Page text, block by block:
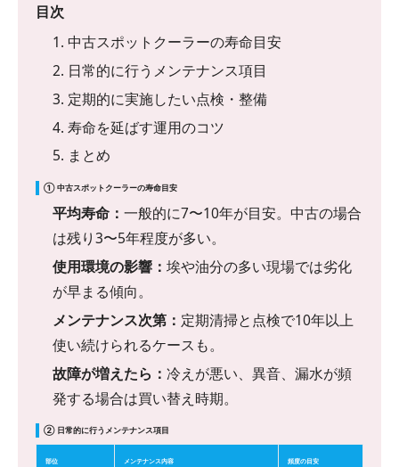
目次
1. 中古スポットクーラーの寿命目安
2. 日常的に行うメンテナンス項目
3. 定期的に実施したい点検・整備
4. 寿命を延ばす運用のコツ
5. まとめ
① 中古スポットクーラーの寿命目安
平均寿命： 一般的に7〜10年が目安。中古の場合
は残り3〜5年程度が多い。
使用環境の影響： 埃や油分の多い現場では劣化
が早まる傾向。
メンテナンス次第： 定期清掃と点検で10年以上
使い続けられるケースも。
故障が増えたら： 冷えが悪い、異音、漏水が頻
発する場合は買い替え時期。
② 日常的に行うメンテナンス項目
部位 メンテナンス内容 頻度の目安